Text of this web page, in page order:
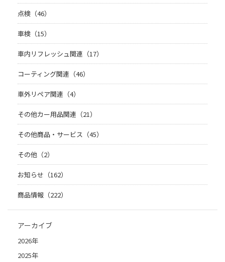
点検（46）
車検（15）
車内リフレッシュ関連（17）
コーティング関連（46）
車外リペア関連（4）
その他カー用品関連（21）
その他商品・サービス（45）
その他（2）
お知らせ（162）
商品情報（222）
アーカイブ
2026年
2025年